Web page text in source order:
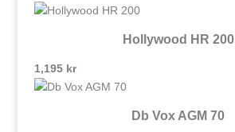
Hollywood HR 200
1,195 kr
Db Vox AGM 70